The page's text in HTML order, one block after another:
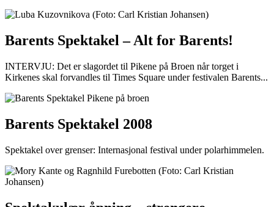
Barents Spektakel – Alt for Barents!
INTERVJU: Det er slagordet til Pikene på Broen når torget i
Kirkenes skal forvandles til Times Square under festivalen Barents...
Barents Spektakel 2008
Spektakel over grenser: Internasjonal festival under polarhimmelen.